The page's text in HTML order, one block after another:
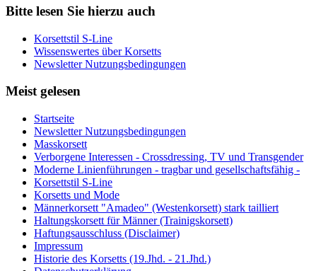
Bitte lesen Sie hierzu auch
Korsettstil S-Line
Wissenswertes über Korsetts
Newsletter Nutzungsbedingungen
Meist gelesen
Startseite
Newsletter Nutzungsbedingungen
Masskorsett
Verborgene Interessen - Crossdressing, TV und Transgender
Moderne Linienführungen - tragbar und gesellschaftsfähig -
Korsettstil S-Line
Korsetts und Mode
Männerkorsett "Amadeo" (Westenkorsett) stark tailliert
Haltungskorsett für Männer (Trainigskorsett)
Haftungsausschluss (Disclaimer)
Impressum
Historie des Korsetts (19.Jhd. - 21.Jhd.)